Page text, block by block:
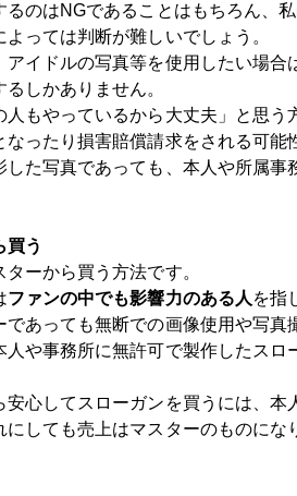
るのはNGであることはもちろん、
っては判断が難しいでしょう。
アイドルの写真等を使用したい場
しかありません。
人もやっているから大丈夫」と思
なったり損害賠償請求をされる可能
した写真であっても、本人や所属
買う
ターから買う方法です。
ファンの中でも影響力のある人 を指
であっても無断での画像使用や写真
人や事務所に無許可で製作したス
安心してスローガンを買うには、本
にしても売上はマスターのものにな